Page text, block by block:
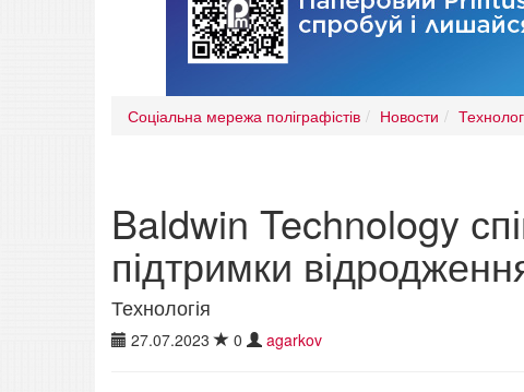
Соціальна мережа поліграфістів Новости
Baldwin Technology
підтримки
Технологія
27.07.2023 0 agarkov